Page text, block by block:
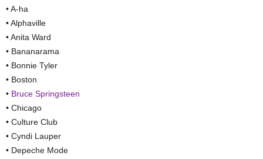
• A-ha
• Alphaville
• Anita Ward
• Bananarama
• Bonnie Tyler
• Boston
• Bruce Springsteen
• Chicago
• Culture Club
• Cyndi Lauper
• Depeche Mode